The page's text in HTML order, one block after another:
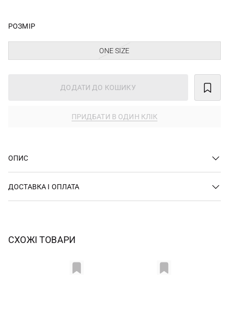
РОЗМІР
ONE SIZE
ДОДАТИ ДО КОШИКУ
ПРИДБАТИ В ОДИН КЛІК
ОПИС
ДОСТАВКА І ОПЛАТА
СХОЖІ ТОВАРИ